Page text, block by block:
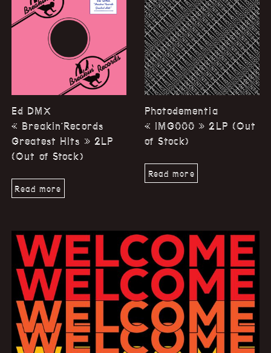
Ed DMX
« Breakin’Records
Greatest Hits » 2LP
(Out of Stock)
Read more
Photodementia
« IMG000 » 2LP (Out
of Stock)
Read more